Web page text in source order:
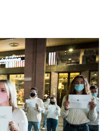
Gli spettacoli sono prodotti
Italiana di Balletto
gestore EcoTeatro). I
e
23, 24 OTTOBRE –
– ORE 16 GRAN GALA’ 18,